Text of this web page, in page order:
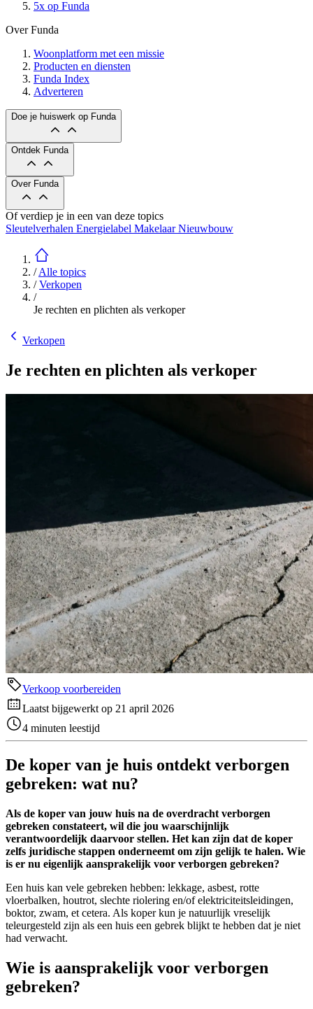
5x op Funda
Over Funda
Woonplatform met een missie
Producten en diensten
Funda Index
Adverteren
Doe je huiswerk op Funda
Ontdek Funda
Over Funda
Of verdiep je in een van deze topics
Sleutelverhalen Energielabel MakelaarNieuwbouw
/Alle topics
/Verkopen
/
Je rechten en plichten als verkoper
Verkopen
Je rechten en plichten als verkoper
Verkoop voorbereiden
Laatst bijgewerkt op 21 april 2026
4 minuten leestijd
De koper van je huis ontdekt verborgen
gebreken: wat nu?
Als de koper van jouw huis na de overdracht verborgen
gebreken constateert, wil die jou waarschijnlijk
verantwoordelijk daarvoor stellen. Het kan zijn dat de koper
zelfs juridische stappen onderneemt om zijn gelijk te halen. Wie
is er nu eigenlijk aansprakelijk voor verborgen gebreken?
Een huis kan vele gebreken hebben: lekkage, asbest, rotte
vloerbalken, houtrot, slechte riolering en/of elektriciteitsleidingen,
boktor, zwam, et cetera. Als koper kun je natuurlijk vreselijk
teleurgesteld zijn als een huis een gebrek blijkt te hebben dat je niet
had verwacht.
Wie is aansprakelijk voor verborgen
gebreken?